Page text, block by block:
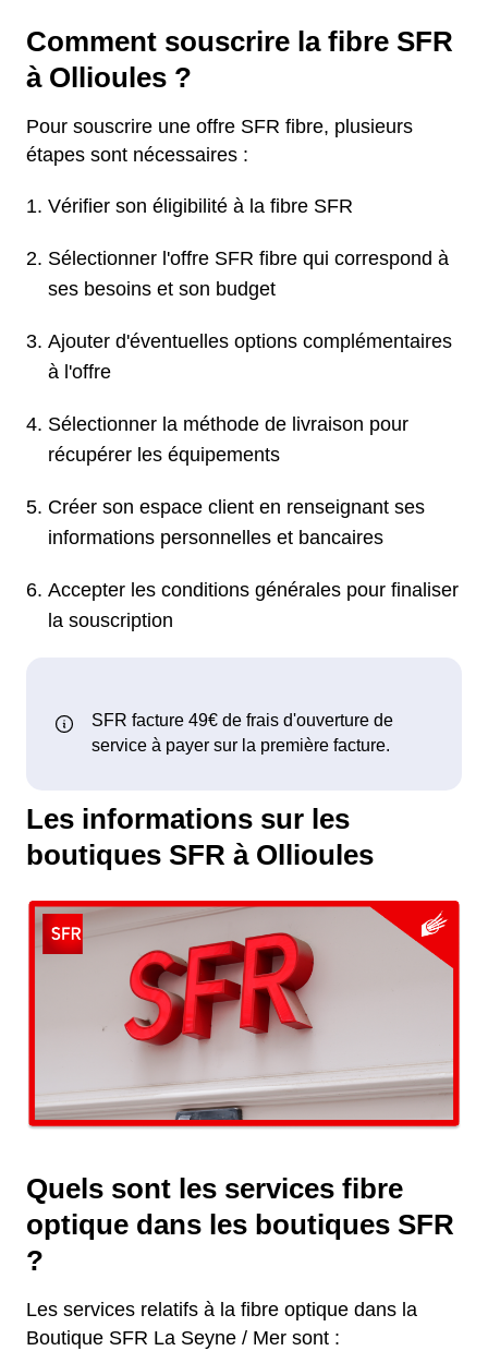
Comment souscrire la fibre SFR
à Ollioules ?
Pour souscrire une offre SFR fibre, plusieurs
étapes sont nécessaires :
Vérifier son éligibilité à la fibre SFR
Sélectionner l'offre SFR fibre qui correspond à
ses besoins et son budget
Ajouter d'éventuelles options complémentaires
à l'offre
Sélectionner la méthode de livraison pour
récupérer les équipements
Créer son espace client en renseignant ses
informations personnelles et bancaires
Accepter les conditions générales pour finaliser
la souscription
Les informations sur les
boutiques SFR à Ollioules
Quels sont les services fibre
optique dans les boutiques SFR
?
Les services relatifs à la fibre optique dans la
Boutique SFR La Seyne / Mer sont :